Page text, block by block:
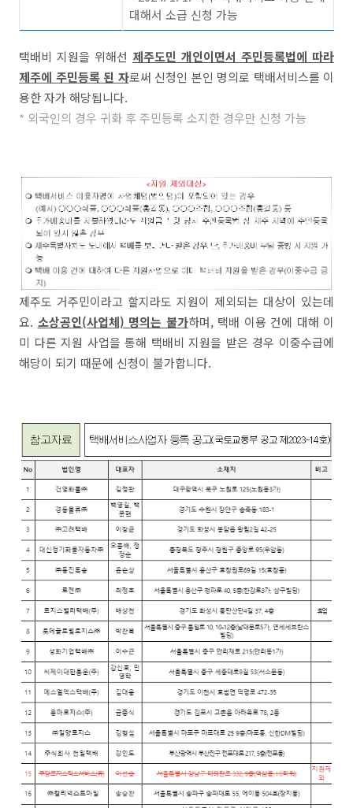
대해서 소급 신청 가능
택배비 지원을 위해선 제주도민 개인이면서 주민등록법에 따라
제주에 주민등록 된 자로써 신청인 본인 명의로 택배서비스를 이
용한 자가 해당됩니다.
* 외국인의 경우 귀화 후 주민등록 소지한 경우만 신청 가능
제주도 거주민이라고 할지라도 지원이 제외되는 대상이 있는데
요. 소상공인(사업체) 명의는 불가하며, 택배 이용 건에 대해 이
미 다른 지원 사업을 통해 택배비 지원을 받은 경우 이중수급에
해당이 되기 때문에 신청이 불가합니다.